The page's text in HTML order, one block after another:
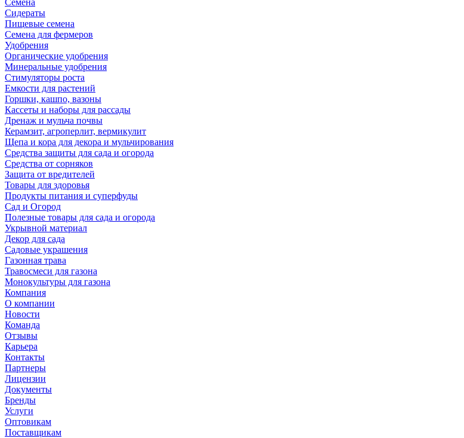
Семена
Сидераты
Пищевые семена
Семена для фермеров
Удобрения
Органические удобрения
Минеральные удобрения
Стимуляторы роста
Емкости для растений
Горшки, кашпо, вазоны
Кассеты и наборы для рассады
Дренаж и мульча почвы
Керамзит, агроперлит, вермикулит
Щепа и кора для декора и мульчирования
Средства защиты для сада и огорода
Средства от сорняков
Защита от вредителей
Товары для здоровья
Продукты питания и суперфуды
Сад и Огород
Полезные товары для сада и огорода
Укрывной материал
Декор для сада
Садовые украшения
Газонная трава
Травосмеси для газона
Монокультуры для газона
Компания
О компании
Новости
Команда
Отзывы
Карьера
Контакты
Партнеры
Лицензии
Документы
Бренды
Услуги
Оптовикам
Поставщикам